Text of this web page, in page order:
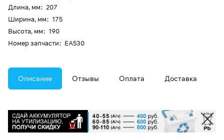
Длина, мм: 207
Ширина, мм: 175
Высота, мм: 190
Номер запчасти: EA530
Описание Отзывы Оплата Доставка